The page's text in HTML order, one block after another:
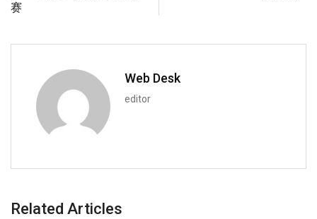
赛
Web Desk
editor
Related Articles